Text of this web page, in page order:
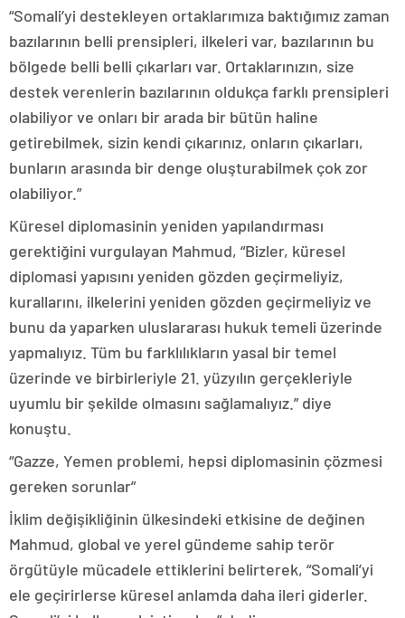
“Somali’yi destekleyen ortaklarımıza baktığımız zaman
bazılarının belli prensipleri, ilkeleri var, bazılarının bu
bölgede belli belli çıkarları var. Ortaklarınızın, size
destek verenlerin bazılarının oldukça farklı prensipleri
olabiliyor ve onları bir arada bir bütün haline
getirebilmek, sizin kendi çıkarınız, onların çıkarları,
bunların arasında bir denge oluşturabilmek çok zor
olabiliyor.”
Küresel diplomasinin yeniden yapılandırması
gerektiğini vurgulayan Mahmud, “Bizler, küresel
diplomasi yapısını yeniden gözden geçirmeliyiz,
kurallarını, ilkelerini yeniden gözden geçirmeliyiz ve
bunu da yaparken uluslararası hukuk temeli üzerinde
yapmalıyız. Tüm bu farklılıkların yasal bir temel
üzerinde ve birbirleriyle 21. yüzyılın gerçekleriyle
uyumlu bir şekilde olmasını sağlamalıyız.” diye
konuştu.
“Gazze, Yemen problemi, hepsi diplomasinin çözmesi
gereken sorunlar”
İklim değişikliğinin ülkesindeki etkisine de değinen
Mahmud, global ve yerel gündeme sahip terör
örgütüyle mücadele ettiklerini belirterek, “Somali’yi
ele geçirirlerse küresel anlamda daha ileri giderler.